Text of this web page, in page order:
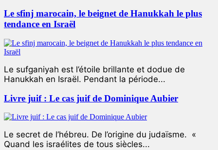
Le sfinj marocain, le beignet de Hanukkah le plus
tendance en Israël
Le sufganiyah est l’étoile brillante et dodue de
Hanukkah en Israël. Pendant la période...
Livre juif : Le cas juif de Dominique Aubier
Le secret de l’hébreu. De l’origine du judaïsme. «
Quand les israélites de tous siècles...